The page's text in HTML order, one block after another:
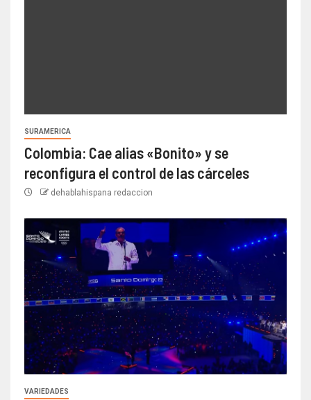
SURAMERICA
Colombia: Cae alias «Bonito» y se
reconfigura el control de las cárceles
dehablahispana redaccion
VARIEDADES